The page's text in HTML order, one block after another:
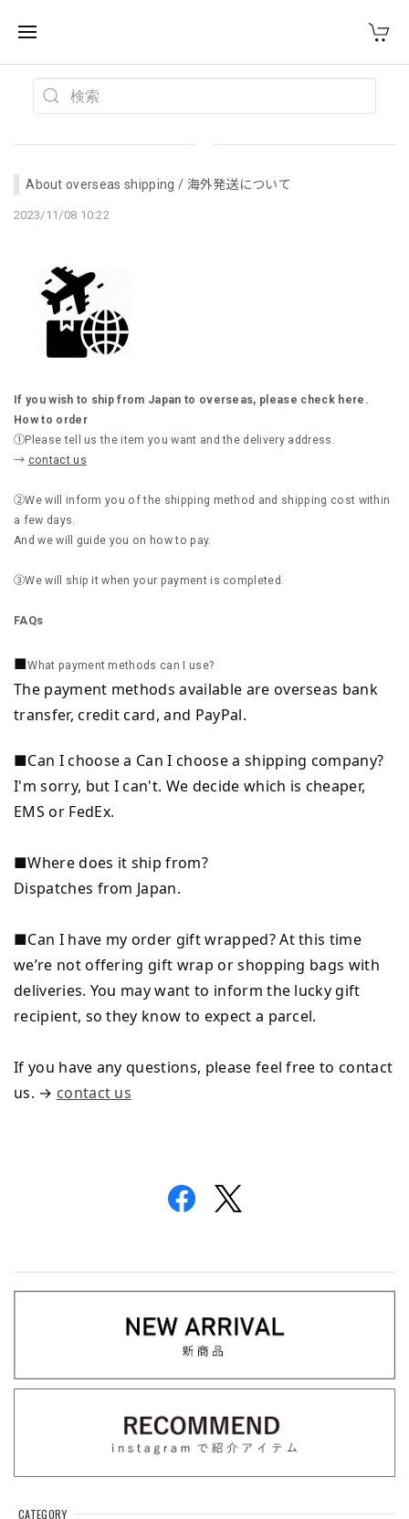
CATEGORY
About overseas shipping / 海外発送について
2023/11/08 10:22
If you wish to ship from Japan to overseas, please check here.
How to order
①Please tell us the item you want and the delivery address.
→ contact us
②We will inform you of the shipping method and shipping cost within
a few days.
And we will guide you on how to pay.
③We will ship it when your payment is completed.
FAQs
■What payment methods can I use?
The payment methods available are overseas bank
transfer, credit card, and PayPal.
■Can I choose a Can I choose a shipping company?
I'm sorry, but I can't. We decide which is cheaper,
EMS or FedEx.
■Where does it ship from?
Dispatches from Japan.
■Can I have my order gift wrapped? At this time
we’re not offering gift wrap or shopping bags with
deliveries. You may want to inform the lucky gift
recipient, so they know to expect a parcel.
If you have any questions, please feel free to contact
us. → contact us